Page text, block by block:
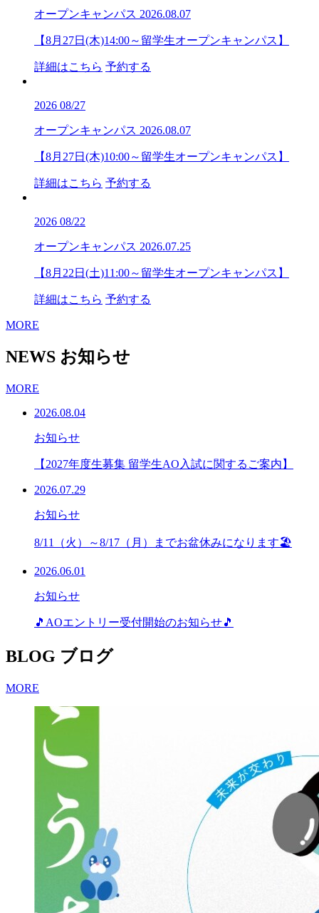
オープンキャンパス 2026.08.07
【8月27日(木)14:00～留学生オープンキャンパス】
詳細はこちら 予約する
2026 08/27
オープンキャンパス 2026.08.07
【8月27日(木)10:00～留学生オープンキャンパス】
詳細はこちら 予約する
2026 08/22
オープンキャンパス 2026.07.25
【8月22日(土)11:00～留学生オープンキャンパス】
詳細はこちら 予約する
MORE
NEWS お知らせ
MORE
2026.08.04
お知らせ
【2027年度生募集 留学生AO入試に関するご案内】
2026.07.29
お知らせ
8/11（火）～8/17（月）までお盆休みになります🏖
2026.06.01
お知らせ
🎵AOエントリー受付開始のお知らせ🎵
BLOG ブログ
MORE